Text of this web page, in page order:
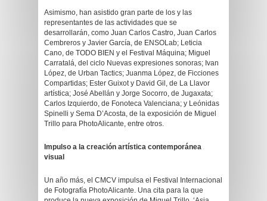
Asimismo, han asistido gran parte de los y las
representantes de las actividades que se
desarrollarán, como Juan Carlos Castro, Juan Carlos
Cembreros y Javier García, de ENSOLab; Leticia
Cano, de TODO BIEN y el Festival Máquina; Miguel
Carratalá, del ciclo Nuevas expresiones sonoras; Ivan
López, de Urban Tactics; Juanma López, de Ficciones
Compartidas; Ester Guixot y David Gil, de La Llavor
artística; José Abellán y Jorge Socorro, de Jugaxata;
Carlos Izquierdo, de Fonoteca Valenciana; y Leónidas
Spinelli y Sema D’Acosta, de la exposición de Miguel
Trillo para PhotoAlicante, entre otros.
Impulso a la creación artística contemporánea
visual
Un año más, el CMCV impulsa el Festival Internacional
de Fotografía PhotoAlicante. Una cita para la que